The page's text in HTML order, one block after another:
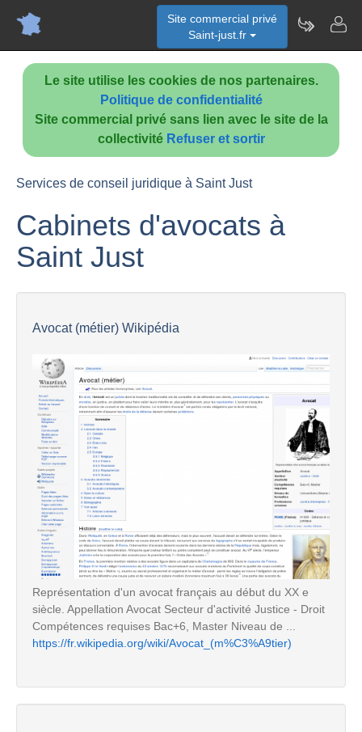
Le site utilise les cookies de nos partenaires.
Politique de confidentialité
Site commercial privé sans lien avec le site de la
collectivité Refuser et sortir
Site commercial privé
Saint-just.fr
Services de conseil juridique à Saint Just
Cabinets d'avocats à
Saint Just
Avocat (métier) Wikipédia
Représentation d'un avocat français au début du XX e
siècle. Appellation Avocat Secteur d'activité Justice - Droit
Compétences requises Bac+6, Master Niveau de ...
https://fr.wikipedia.org/wiki/Avocat_(m%C3%A9tier)